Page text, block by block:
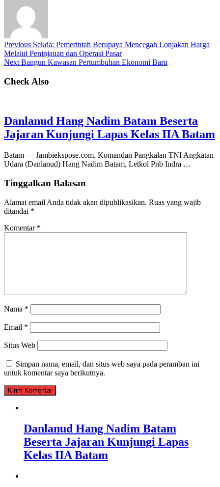
Previous Sekda: Pemerintah Berupaya Mencegah Lonjakan Harga
Melalui Peninjauan dan Operasi Pasar
Next Bangun Kawasan Pertumbuhan Ekonomi Baru
Check Also
Danlanud Hang Nadim Batam Beserta
Jajaran Kunjungi Lapas Kelas IIA Batam
Batam — Jambiekspose.com. Komandan Pangkalan TNI Angkatan
Udara (Danlanud) Hang Nadim Batam, Letkol Pnb Indra …
Tinggalkan Balasan
Alamat email Anda tidak akan dipublikasikan. Ruas yang wajib
ditandai *
Komentar *
Nama *
Email *
Situs Web
Simpan nama, email, dan situs web saya pada peramban ini
untuk komentar saya berikutnya.
Danlanud Hang Nadim Batam
Beserta Jajaran Kunjungi Lapas
Kelas IIA Batam